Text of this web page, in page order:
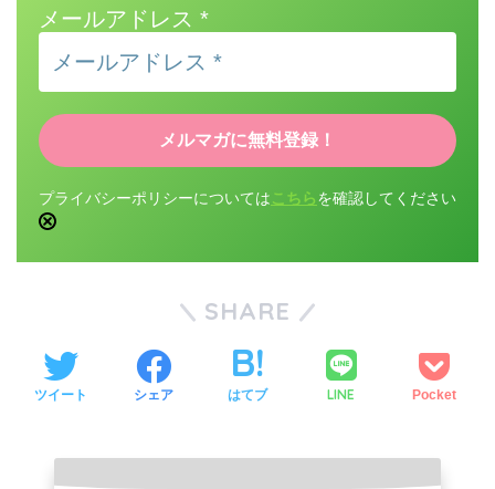
メールアドレス *
プライバシーポリシーについては こちら を確認してください
SHARE
ツイート シェア はてブ LINE Pocket